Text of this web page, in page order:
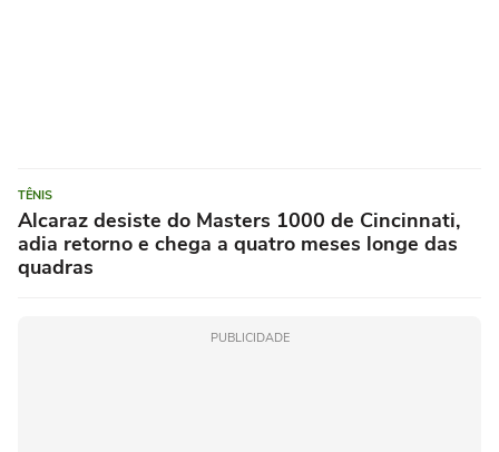
TÊNIS
Alcaraz desiste do Masters 1000 de Cincinnati,
adia retorno e chega a quatro meses longe das
quadras
PUBLICIDADE